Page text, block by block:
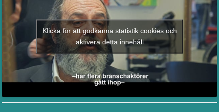
Klicka för att godkänna statistik cookies och
aktivera detta innehåll